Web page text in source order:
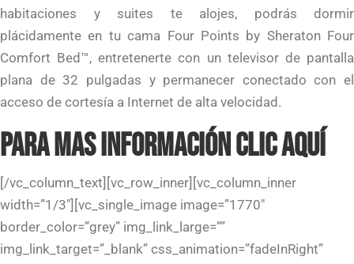
habitaciones y suites te alojes, podrás dormir
plácidamente en tu cama Four Points by Sheraton Four
Comfort Bed™, entretenerte con un televisor de pantalla
plana de 32 pulgadas y permanecer conectado con el
acceso de cortesía a Internet de alta velocidad.
PARA MAS INFORMACIÓN CLICAQUÍ
[/vc_column_text][vc_row_inner][vc_column_inner
width=”1/3″][vc_single_image image=”1770″
border_color=”grey” img_link_large=””
img_link_target=”_blank” css_animation=”fadeInRight”